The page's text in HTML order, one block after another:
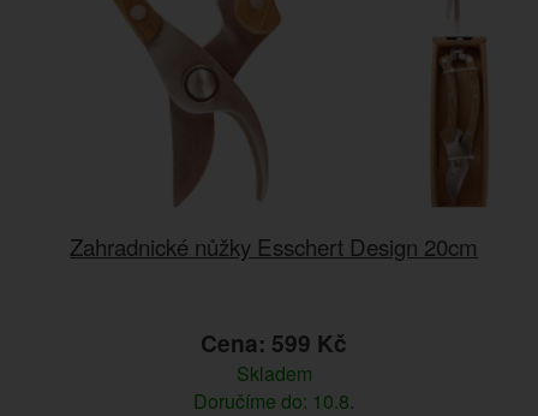
Zahradnické nůžky Esschert Design 20cm
Cena: 599 Kč
Skladem
Doručíme do: 10.8.